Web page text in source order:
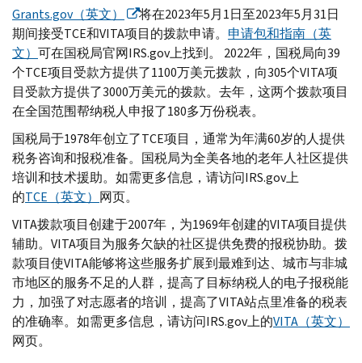
Grants.gov（英文）
将在2023年5月1日至2023年5月31日
期间接受TCE和VITA项目的拨款申请。 申请包和指南（英
文） 可在国税局官网IRS.gov上找到。 2022年，国税局向39
个TCE项目受款方提供了1100万美元拨款，向305个VITA项
目受款方提供了3000万美元的拨款。去年，这两个拨款项目
在全国范围帮纳税人申报了180多万份税表。
国税局于1978年创立了TCE项目，通常为年满60岁的人提供
税务咨询和报税准备。国税局为全美各地的老年人社区提供
培训和技术援助。如需更多信息，请访问IRS.gov上
的TCE （英文） 网页。
VITA拨款项目创建于2007年，为1969年创建的VITA项目提供
辅助。 VITA项目为服务欠缺的社区提供免费的报税协助。拨
款项目使VITA能够将这些服务扩展到最难到达、城市与非城
市地区的服务不足的人群，提高了目标纳税人的电子报税能
力，加强了对志愿者的培训，提高了VITA站点里准备的税表
的准确率。如需更多信息，请访问IRS.gov上的VITA （英文）
网页。